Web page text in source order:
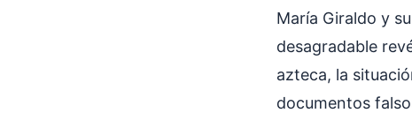
María Giraldo y
desagradable
azteca, la
documentos